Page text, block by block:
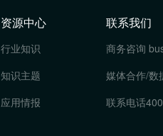
资源中心
行业知识
知识主题
应用情报
联系我们
商务咨询
媒体合作/数
联系电话